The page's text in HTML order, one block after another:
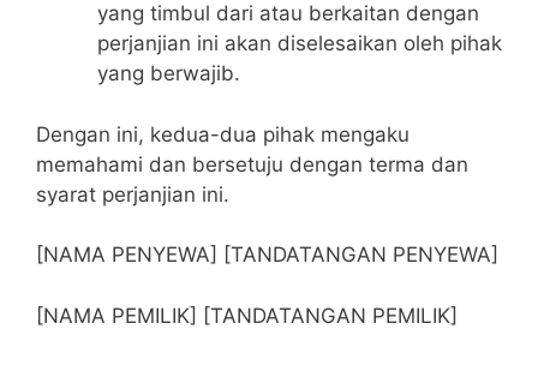
yang timbul dari atau berkaitan dengan
perjanjian ini akan diselesaikan oleh pihak
yang berwajib.
Dengan ini, kedua-dua pihak mengaku
memahami dan bersetuju dengan terma dan
syarat perjanjian ini.
[NAMA PENYEWA] [TANDATANGAN PENYEWA]
[NAMA PEMILIK] [TANDATANGAN PEMILIK]